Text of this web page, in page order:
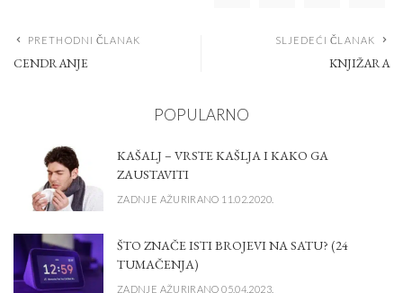
PRETHODNI ČLANAK
CENDRANJE
SLJEDEĆI ČLANAK
KNJIŽARA
POPULARNO
KAŠALJ – VRSTE KAŠLJA I KAKO GA
ZAUSTAVITI
ZADNJE AŽURIRANO 11.02.2020.
ŠTO ZNAČE ISTI BROJEVI NA SATU? (24
TUMAČENJA)
ZADNJE AŽURIRANO 05.04.2023.